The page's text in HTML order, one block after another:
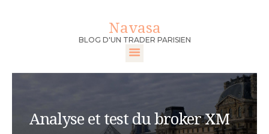
Navasa
BLOG D'UN TRADER PARISIEN
Analyse et test du broker XM
Navasa
BLOG D'UN TRADER PARISIEN
DEVENIR TRADER
FORMATION